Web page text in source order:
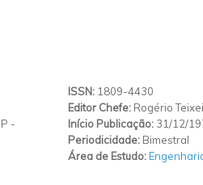
-
ISSN: 1809-4430
Editor Chefe: Rogério
Início Publicação: 31/12/
Periodicidade: Bimestral
Área de Estudo: